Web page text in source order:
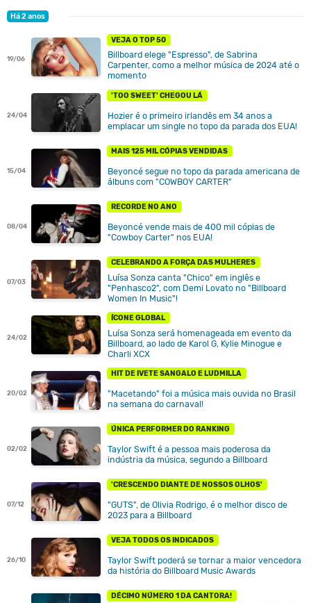
Há 2 anos
19/06
VEJA O TOP 50
Billboard elege "Espresso", de Sabrina
Carpenter, como a melhor música de 2024 até o
momento
24/04
'TOO SWEET' CHEGOU LÁ
Hozier é o primeiro irlandês em 34 anos a
emplacar um single no topo da parada dos EUA!
15/04
MAIS 125 MIL CÓPIAS VENDIDAS
Beyoncé segue no topo da parada americana de
álbuns com "COWBOY CARTER"
08/04
RECORDE NO ANO
Beyoncé vende mais de 400 mil cópias de
"Cowboy Carter" nos EUA!
07/03
CELEBRANDO A FORÇA DAS MULHERES
Luísa Sonza canta "Chico" em inglês e
"Penhasco2", com Demi Lovato no "Billboard
Women In Music"!
24/02
ÍCONE GLOBAL
Luísa Sonza será homenageada em evento da
Billboard, ao lado de Karol G, Kylie Minogue e
Charli XCX
20/02
HIT DE IVETE SANGALO E LUDMILLA
"Macetando" foi a música mais ouvida no Brasil
na semana do carnaval!
02/02
ÚNICA PERFORMER DO RANKING
Taylor Swift é a pessoa mais poderosa da
indústria da música, segundo a Billboard
07/12
'CRESCENDO DIANTE DE NOSSOS OLHOS'
"GUTS", de Olivia Rodrigo, é o melhor disco de
2023 para a Billboard
26/10
VEJA TODOS OS INDICADOS
Taylor Swift poderá se tornar a maior vencedora
da história do Billboard Music Awards
DÉCIMO NÚMERO 1 DA CANTORA!